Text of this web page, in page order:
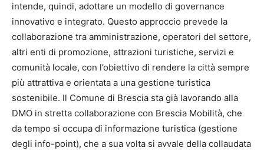
intende, quindi, adottare un modello di governance
innovativo e integrato. Questo approccio prevede la
collaborazione tra amministrazione, operatori del settore,
altri enti di promozione, attrazioni turistiche, servizi e
comunità locale, con l’obiettivo di rendere la città sempre
più attrattiva e orientata a una gestione turistica
sostenibile. Il Comune di Brescia sta già lavorando alla
DMO in stretta collaborazione con Brescia Mobilità, che
da tempo si occupa di informazione turistica (gestione
degli info-point), che a sua volta si avvale della collaudata